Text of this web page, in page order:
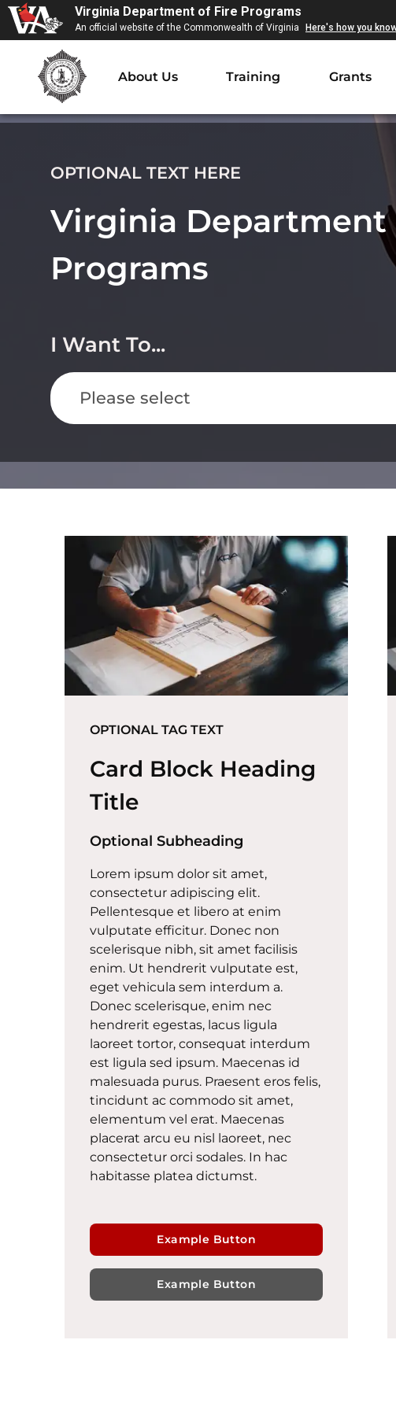
Virginia Department of Fire Programs
An official website of the Commonwealth of Virginia Here's how you
About Us Training Grants
OPTIONAL TEXT HERE
Virginia Department
Programs
I Want To...
Please select
OPTIONAL TAG TEXT
Card Block Heading
Title
Optional Subheading
Lorem ipsum dolor sit amet,
consectetur adipiscing elit.
Pellentesque et libero at enim
vulputate efficitur. Donec non
scelerisque nibh, sit amet facilisis
enim. Ut hendrerit vulputate est,
eget vehicula sem interdum a.
Donec scelerisque, enim nec
hendrerit egestas, lacus ligula
laoreet tortor, consequat interdum
est ligula sed ipsum. Maecenas id
malesuada purus. Praesent eros felis,
tincidunt ac commodo sit amet,
elementum vel erat. Maecenas
placerat arcu eu nisl laoreet, nec
consectetur orci sodales. In hac
habitasse platea dictumst.
Example Button
Example Button